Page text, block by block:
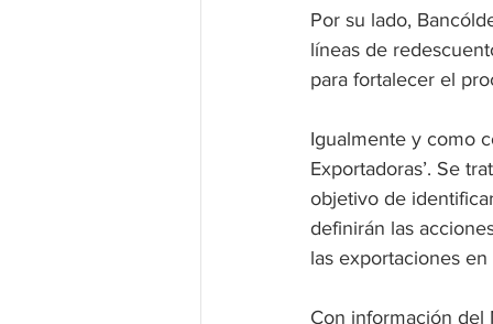
Por su lado,
líneas de
para fortalecer el
Igualmente y como
Exportadoras’. Se
objetivo de
definirán las
las exportaciones
Con información del